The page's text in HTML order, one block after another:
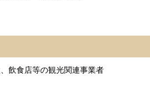
飲食店等の観光関連事業者